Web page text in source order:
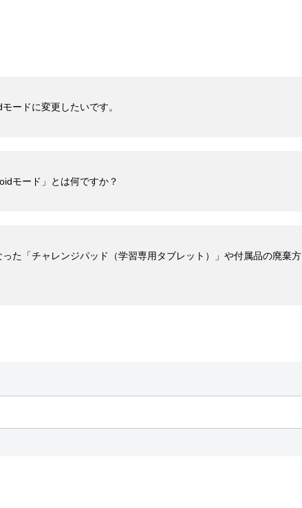
ードに変更したいです。
モード」とは何ですか？
た「チャレンジパッド（学習専用タブレット）」や付属品の廃棄方